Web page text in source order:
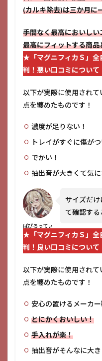
(カルキ除去)は三か月に
手間なく最高においし
最高にフィットする商品
★ 「マグニフィカＳ」
判！悪い口コミについて
以下が実際に使用され
点を纏めたものです！
濃度が足りない！
トレイがすぐに傷が
でかい！
抽出音が大きくて気に
ぱぴろってぃ
サイズだけ
て確認する
★ 「マグニフィカＳ」
判！良い口コミについて
以下が実際に使用され
点を纏めたものです！
安心の置けるメーカ
とにかくおいしい！
手入れが楽！
抽出音がそんなに大き